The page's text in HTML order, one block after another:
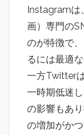
Instagramは
画）専門の
のが特徴で
るには最適
一方Twitter
一時期低迷
の影響もあ
の増加がか